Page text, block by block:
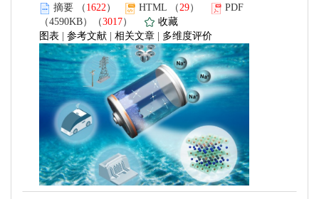
摘要 （ 1622 ） HTML （ 29）
PDF
（4590KB）（3017）
收藏
图表
参考文献 相关文章 多维度评价